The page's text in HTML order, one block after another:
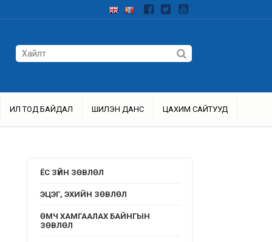
ИЛ ТОД БАЙДАЛ ШИЛЭН ДАНС ЦАХИМ САЙТУУД
ЁС ЗҮЙН ЗӨВЛӨЛ
ЭЦЭГ, ЭХИЙН ЗӨВЛӨЛ
ӨМЧ ХАМГААЛАХ БАЙНГЫН
ЗӨВЛӨЛ